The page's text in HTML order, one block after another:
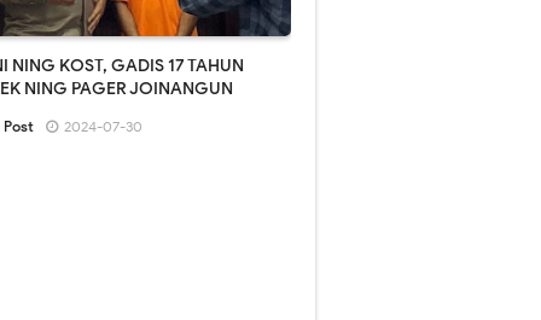
NING KOST, GADIS 17 TAHUN
NING PAGER JOINANGUN
Post 2024-07-30